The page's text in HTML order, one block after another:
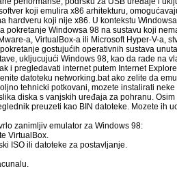
koji emulira x86 arhitekturu,
hardveru koji nije x86. U kontekstu
pokretanje Windowsa 98 na sustavu koji
a, VirtualBox-a ili Microsoft Hyper-V-a,
gostujućih operativnih sustava
ukljucujući Windows 98, kao da rade na
i pregledavati internet putem Internet
datoteku networking.bat ako zelite da
tehnicki potkovani, mozete instalirati
diska s vanjskih uređaja za pohranu.
preuzeti kao BIN datoteke. Mozete ih
zanimljiv emulator za Windows 98:
VirtualBox.
ISO ili datoteke za postavljanje.